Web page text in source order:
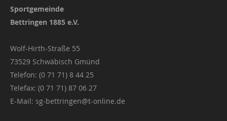
Sportgemeinde
Bettringen 1885 e.V.
Wolf-Hirth-Straße 55
73529 Schwäbisch Gmünd
Telefon: (0 71 71) 8 44 25
Telefax: (0 71 71) 87 06 27
E-Mail: sg-bettringen@t-online.de